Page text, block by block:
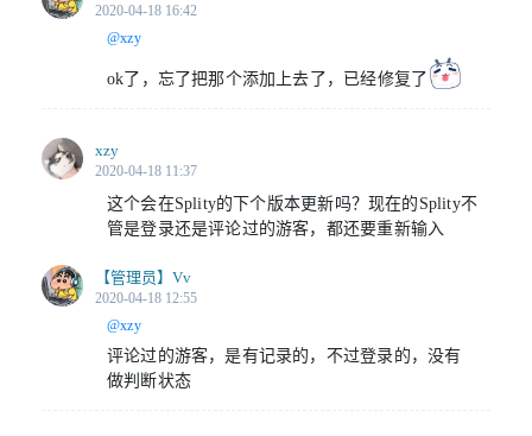
2020-04-18 16:42
@xzy
ok了，忘了把那个添加上去了，已经修复了
xzy
2020-04-18 11:37
这个会在Splity的下个版本更新吗？现在的Splity不
管是登录还是评论过的游客，都还要重新输入
【管理员】 Vv
2020-04-18 12:55
@xzy
评论过的游客，是有记录的，不过登录的，没有
做判断状态